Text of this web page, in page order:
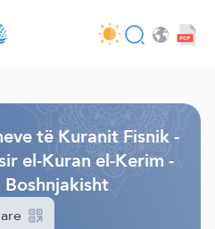
(programues) - API
të Kuranit Fisnik -
el-Kuran el-Kerim -